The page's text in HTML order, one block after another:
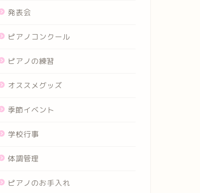
発表会
ピアノコンクール
ピアノの練習
オススメグッズ
季節イベント
学校行事
体調管理
ピアノのお手入れ